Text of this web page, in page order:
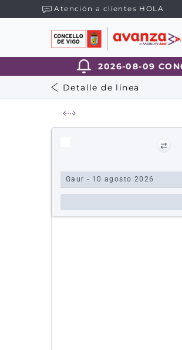
Atención a clientes HOLA
2026-08-09
Detalle de línea